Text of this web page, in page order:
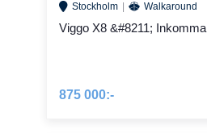
Stockholm Walkaround
Viggo X8 &#8211;
875 000:-